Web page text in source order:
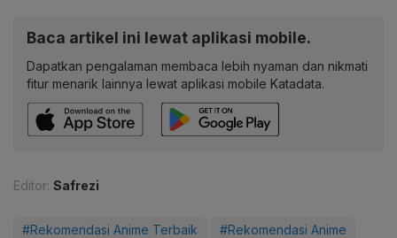
Baca artikel ini lewat aplikasi mobile.
Dapatkan pengalaman membaca lebih nyaman dan nikmati
fitur menarik lainnya lewat aplikasi mobile Katadata.
Editor: Safrezi
#Rekomendasi Anime Terbaik #Rekomendasi Anime